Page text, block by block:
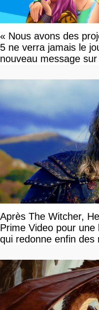
« Nous avons des projets formidables » Les Sims
5 ne verra jamais le
nouveau message
Après The Witcher,
Prime Video pour
qui redonne enfin des